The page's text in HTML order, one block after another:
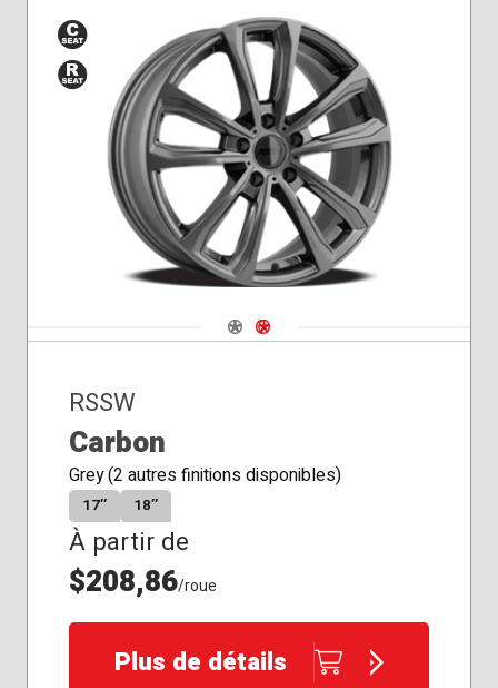
Siège
conique
Siège
rayon
Navigate 1
Navigate 2
RSSW
Carbon
Grey (2 autres finitions disponibles)
17″ 18″
À partir de
$208,86/roue
Plus de détails